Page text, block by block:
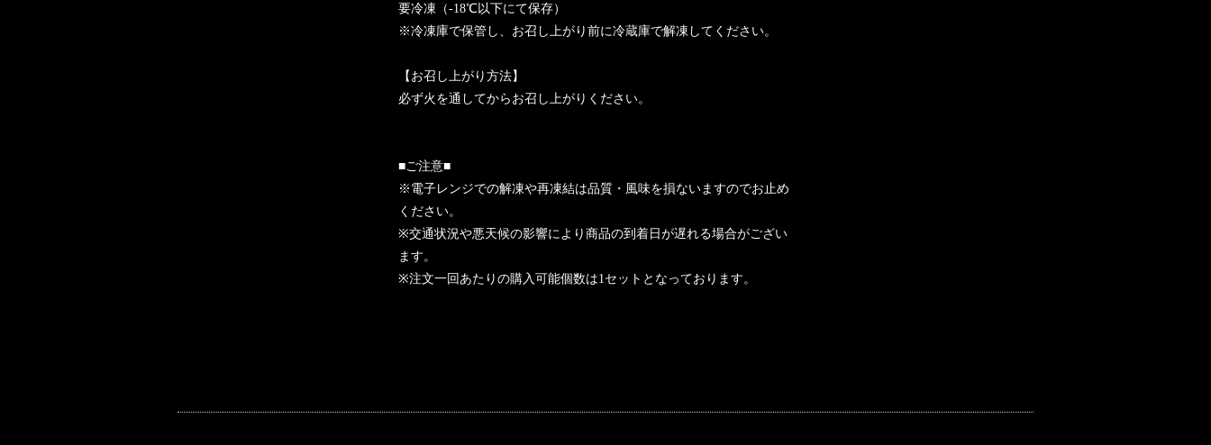
要冷凍（-18℃以下にて保存）
※冷凍庫で保管し、お召し上がり前に冷蔵庫で解凍してください。
【お召し上がり方法】
必ず火を通してからお召し上がりください。
■ご注意■
※電子レンジでの解凍や再凍結は品質・風味を損ないますのでお止め
ください。
※交通状況や悪天候の影響により商品の到着日が遅れる場合がござい
ます。
※注文一回あたりの購入可能個数は1セットとなっております。